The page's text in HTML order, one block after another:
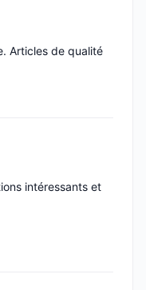
Articles de qualité
intéressants et